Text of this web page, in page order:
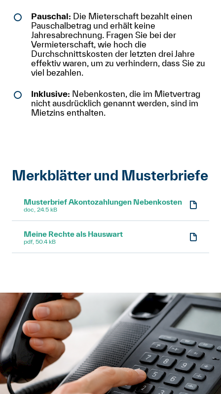
Pauschal: Die Mieterschaft bezahlt einen
Pauschalbetrag und erhält keine
Jahresabrechnung. Fragen Sie bei der
Vermieterschaft, wie hoch die
Durchschnittskosten der letzten drei Jahre
effektiv waren, um zu verhindern, dass Sie zu
viel bezahlen.
Inklusive: Nebenkosten, die im Mietvertrag
nicht ausdrücklich genannt werden, sind im
Mietzins enthalten.
Merkblätter und Musterbriefe
Musterbrief Akontozahlungen Nebenkosten
doc, 24.5 kB
Meine Rechte als Hauswart
pdf, 50.4 kB